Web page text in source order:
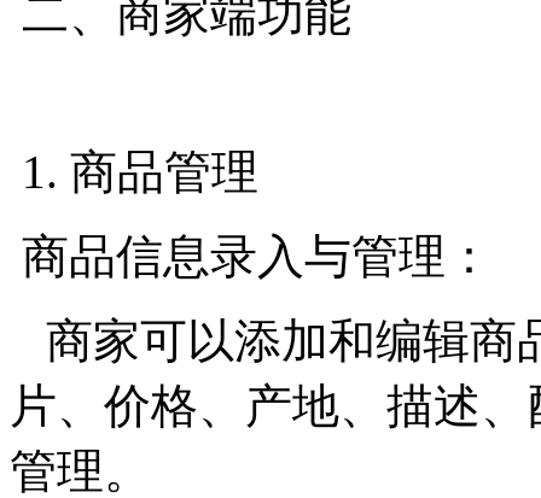
二、商家端功能
1. 商品管理
商品信息录入与管理：
商家可以添加和编辑商
片、价格、产地、描述
管理。